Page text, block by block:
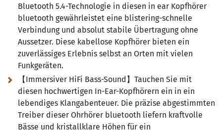
Bluetooth 5.4-Technologie in diesen in ear Kopfhörer
bluetooth gewährleistet eine blistering-schnelle
Verbindung und absolut stabile Übertragung ohne
Aussetzer. Diese kabellose Kopfhörer bieten ein
zuverlässiges Erlebnis selbst an Orten mit vielen
Funkgeräten.
【Immersiver HiFi Bass-Sound】Tauchen Sie mit
diesen hochwertigen In-Ear-Kopfhörern ein in ein
lebendiges Klangabenteuer. Die präzise abgestimmten
Treiber dieser Ohrhörer bluetooth liefern kraftvolle
Bässe und kristallklare Höhen für ein